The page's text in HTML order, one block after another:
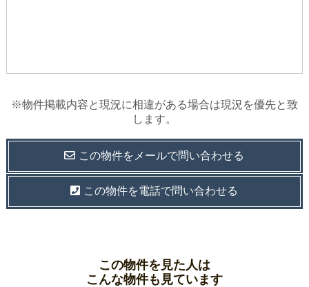
※物件掲載内容と現況に相違がある場合は現況を優先と致
します。
この物件をメールで問い合わせる
この物件を電話で問い合わせる
この物件を見た人は
こんな物件も見ています